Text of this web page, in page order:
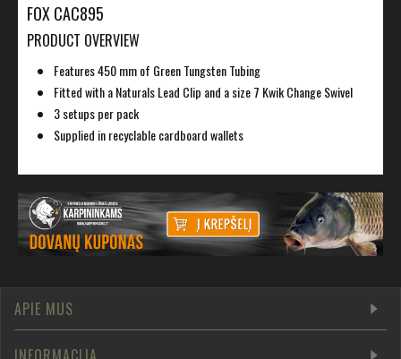
FOX CAC895
PRODUCT OVERVIEW
Features 450 mm of Green Tungsten Tubing
Fitted with a Naturals Lead Clip and a size 7 Kwik Change Swivel
3 setups per pack
Supplied in recyclable cardboard wallets
APIE MUS